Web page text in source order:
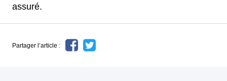
assuré.
Partager l’article :